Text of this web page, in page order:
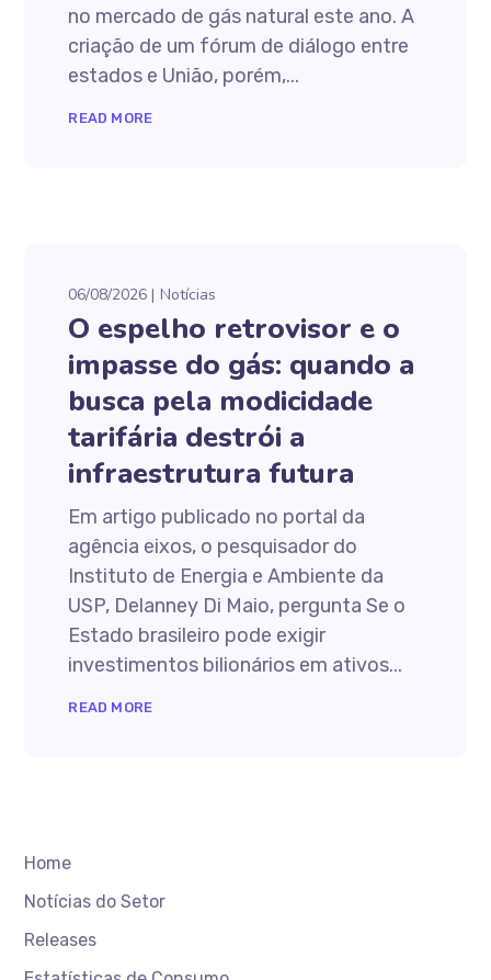
no mercado de gás natural este ano. A
criação de um fórum de diálogo entre
estados e União, porém,...
READ MORE
06/08/2026 Notícias
O espelho retrovisor e o
impasse do gás: quando a
busca pela modicidade
tarifária destrói a
infraestrutura futura
Em artigo publicado no portal da
agência eixos, o pesquisador do
Instituto de Energia e Ambiente da
USP, Delanney Di Maio, pergunta Se o
Estado brasileiro pode exigir
investimentos bilionários em ativos...
READ MORE
Home
Notícias do Setor
Releases